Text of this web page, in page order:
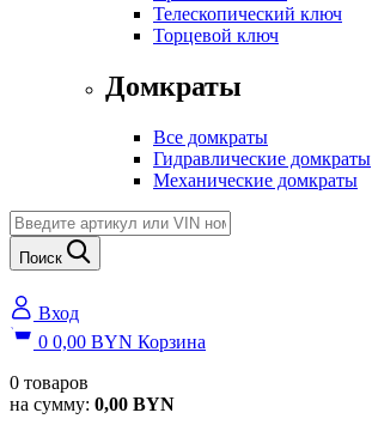
Телескопический ключ
Торцевой ключ
Домкраты
Все домкраты
Гидравлические домкраты
Механические домкраты
Поиск
Вход
0 0,00 BYN Корзина
0 товаров
на сумму: 0,00 BYN